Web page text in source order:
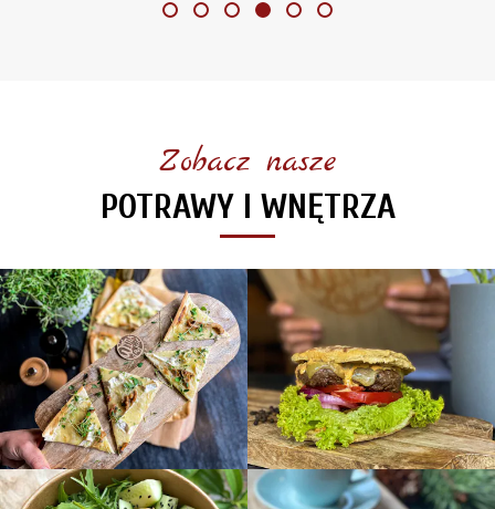
Zobacz nasze
POTRAWY I WNĘTRZA